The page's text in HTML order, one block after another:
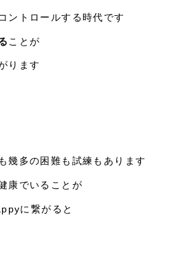
ントロールする時代です
ことが
ります
幾多の困難も試練もあります
康でいることが
に繋がると